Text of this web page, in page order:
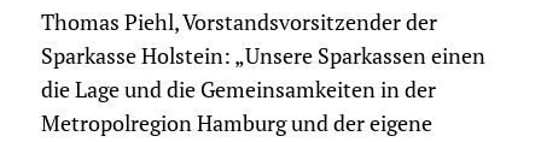
Thomas Piehl, Vorstandsvorsitzender der
Sparkasse Holstein: „Unsere Sparkassen einen
die Lage und die Gemeinsamkeiten in der
Metropolregion Hamburg und der eigene